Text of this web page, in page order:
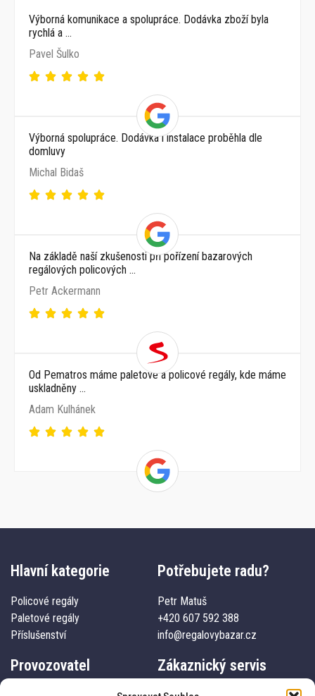
Výborná komunikace a spolupráce. Dodávka zboží byla
rychlá a …
Pavel Šulko
Výborná spolupráce. Dodávka i instalace proběhla dle
domluvy
Michal Bidaš
Na základě naší zkušenosti při pořízení bazarových
regálových policových …
Petr Ackermann
Od Pematros máme paletové a policové regály, kde máme
uskladněny …
Adam Kulhánek
Hlavní kategorie
Policové regály
Paletové regály
Příslušenství
Potřebujete radu?
Petr Matuš
+420 607 592 388
info@regalovybazar.cz
Provozovatel Zákaznický servis